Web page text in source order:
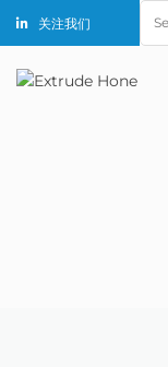
关注我们
for: